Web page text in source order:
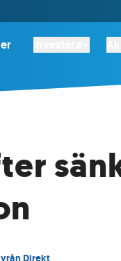
Direkt